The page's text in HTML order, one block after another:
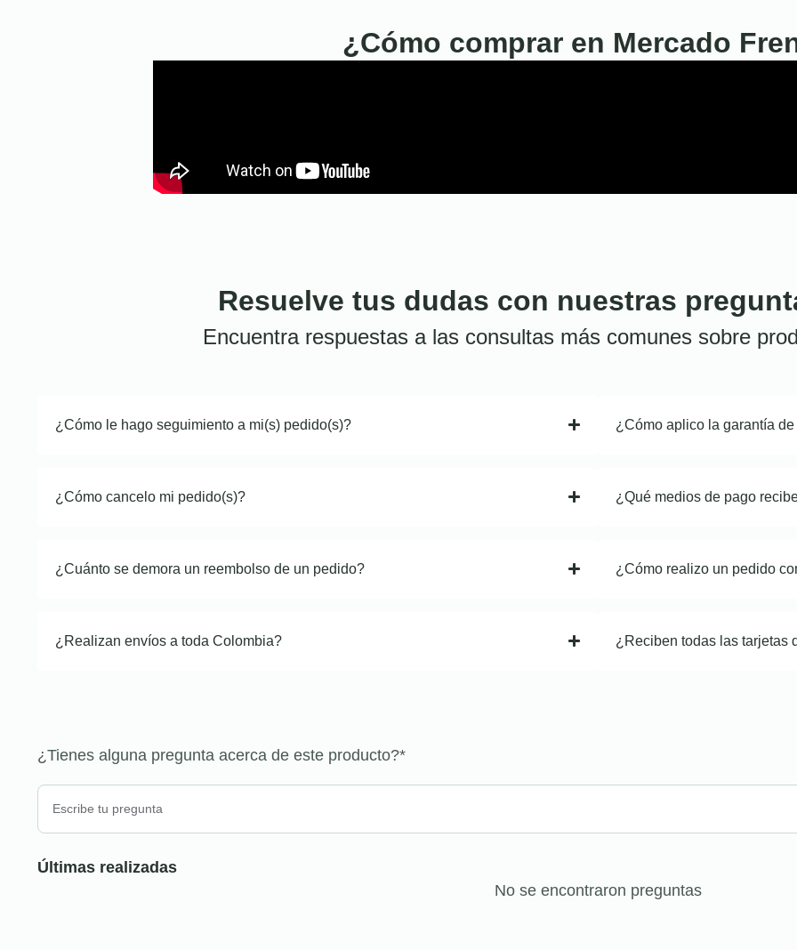
¿Cómo comprar en Mercado
Resuelve tus dudas con nuestras
Encuentra respuestas a las consultas más comunes sobre
¿Cómo le hago seguimiento a mi(s) pedido(s)?
¿Cómo cancelo mi pedido(s)?
¿Cuánto se demora un reembolso de un pedido?
¿Realizan envíos a toda Colombia?
¿Cómo aplico la garantía
¿Qué medios de pago
¿Cómo realizo un pedido
¿Reciben todas las tarjetas
¿Tienes alguna pregunta acerca de este producto?*
Últimas realizadas
No se encontraron preguntas